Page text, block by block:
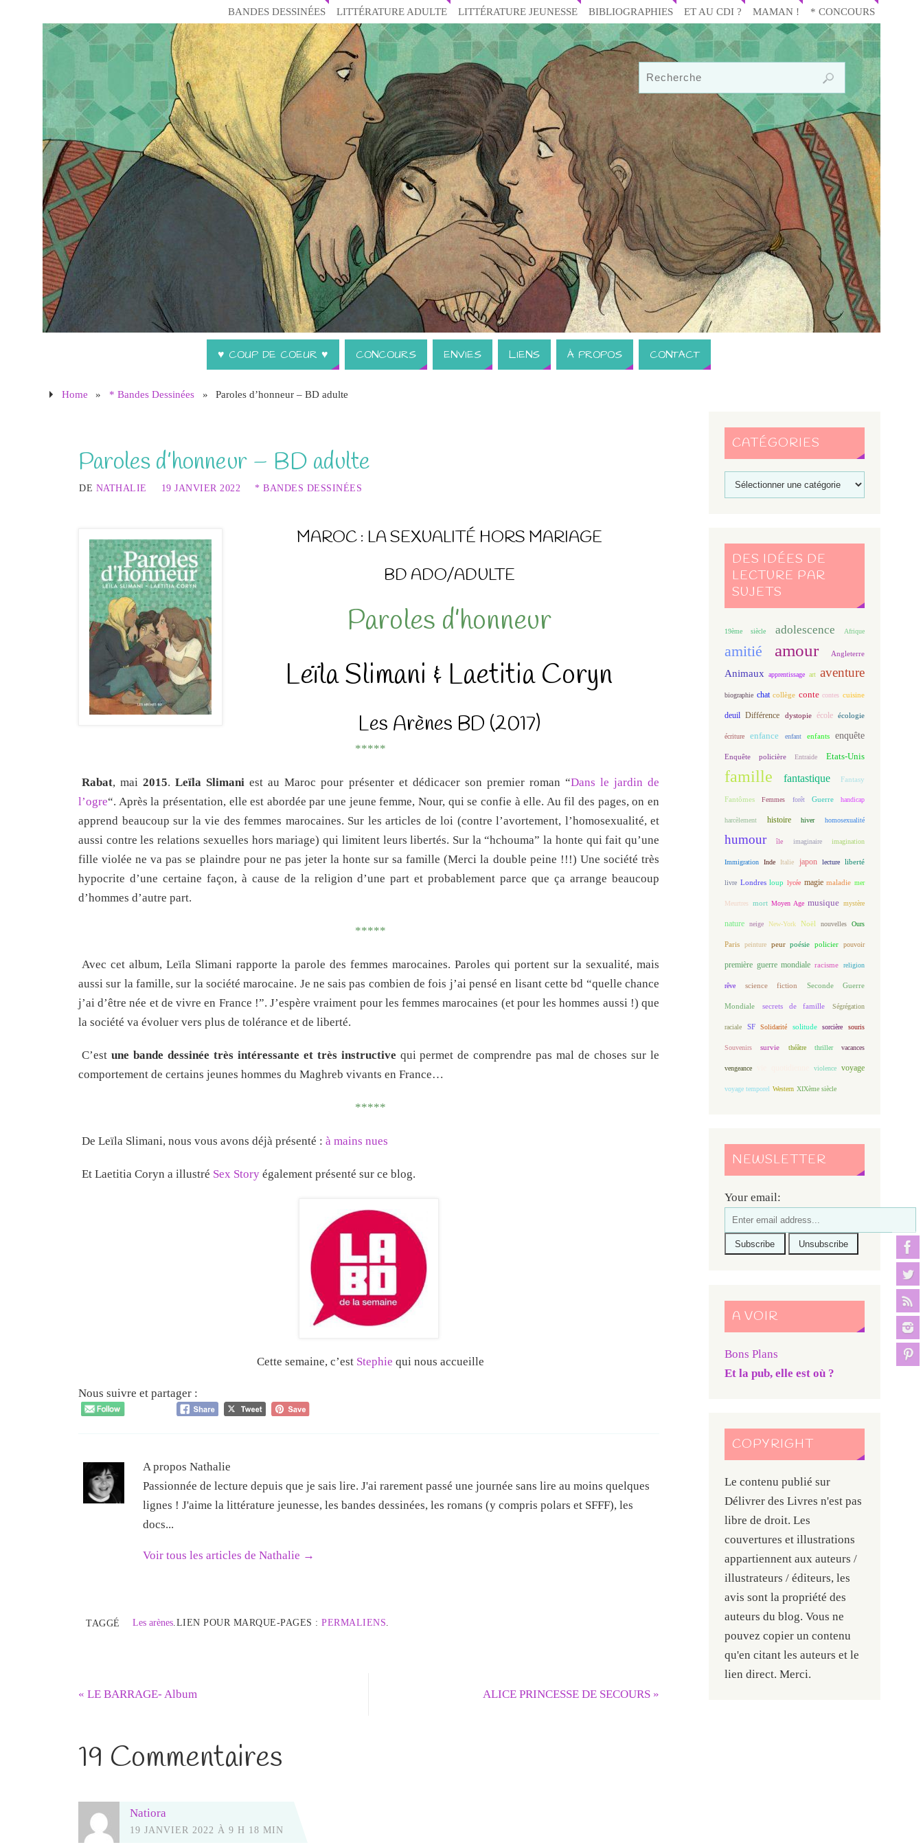
BANDES DESSINÉES LITTÉRATURE ADULTE LITTÉRATURE JEUNESSE BIBLIOGRAPHIES ET AU CDI ? MAMAN ! * CONCOURS
♥ COUP DE COEUR ♥ CONCOURS ENVIES LIENS À PROPOS CONTACT
Home » * Bandes Dessinées » Paroles d’honneur – BD adulte
Paroles d’honneur – BD adulte
DE NATHALIE 19 JANVIER 2022 * BANDES DESSINÉES
MAROC : LA SEXUALITÉ HORS MARIAGE
BD ADO/ADULTE
Paroles d’honneur
Leïla Slimani & Laetitia Coryn
Les Arènes BD (2017)
*****
Rabat, mai2015.Leïla Slimani est au Maroc pour présenter et dédicacer son premier roman “Dans le jardin de
l’ogre“. Après la présentation, elle est abordée par une jeune femme, Nour, qui se confie à elle. Au fil des pages, on en
apprend beaucoup sur la vie des femmes marocaines. Sur les articles de loi (contre l’avortement, l’homosexualité, et
aussi contre les relations sexuelles hors mariage) qui limitent leurs libertés. Sur la “hchouma” la honte qui fait qu’une
fille violée ne va pas se plaindre pour ne pas jeter la honte sur sa famille (Merci la double peine !!!) Une société très
hypocrite d’une certaine façon, à cause de la religion d’une part et probablement parce que ça arrange beaucoup
d’hommes d’autre part.
*****
Avec cet album, Leïla Slimani rapporte la parole des femmes marocaines. Paroles qui portent sur la sexualité, mais
aussi sur la famille, sur la société marocaine. Je ne sais pas combien de fois j’ai pensé en lisant cette bd “quelle chance
j’ai d’être née et de vivre en France !”. J’espère vraiment pour les femmes marocaines (et pour les hommes aussi !) que
la société va évoluer vers plus de tolérance et de liberté.
C’est une bande dessinée très intéressante et très instructive qui permet de comprendre pas mal de choses sur le
comportement de certains jeunes hommes du Maghreb vivants en France…
*****
De Leïla Slimani, nous vous avons déjà présenté : à mains nues
Et Laetitia Coryn a illustré Sex Story également présenté sur ce blog.
Cette semaine, c’est Stephie qui nous accueille
Nous suivre et partager :
A propos Nathalie
Passionnée de lecture depuis que je sais lire. J'ai rarement passé une journée sans lire au moins quelques
lignes ! J'aime la littérature jeunesse, les bandes dessinées, les romans (y compris polars et SFFF), les
docs...
Voir tous les articles de Nathalie →
TAGGÉ Les arènes. LIEN POUR MARQUE-PAGES : PERMALIENS
« LE BARRAGE- Album ALICE PRINCESSE DE SECOURS »
19 Commentaires
Natiora
19 JANVIER 2022 À 9 H 18 MIN
CATÉGORIES
DES IDÉES DE
LECTURE PAR
SUJETS
19ème siècle adolescence Afrique
amitié amour Angleterre
Animaux apprentissage art aventure
biographie chat collège conte contes cuisine
deuil Différence dystopie école écologie
écriture enfance enfant enfants enquête
Enquête policière Entraide Etats-Unis
famille fantastique Fantasy
Fantômes Femmes forêt Guerre handicap
harcèlement histoire hiver homosexualité
humour île imaginaire imagination
Immigration Inde Italie japon lecture liberté
livre Londres loup lycée magie maladie mer
Meurtres mort Moyen Age musique mystère
nature neige New-York Noël nouvelles Ours
Paris peinture peur poésie policier pouvoir
première guerre mondiale racisme religion
rêve science fiction Seconde Guerre
Mondiale secrets de famille Ségrégation
raciale SF Solidarité solitude sorcière souris
Souvenirs survie théâtre thriller vacances
vengeance violence voyage
voyage temporel Western XIXème siècle
NEWSLETTER
Your email:
A VOIR
Bons Plans
Et la pub, elle est où ?
COPYRIGHT
Le contenu publié sur
Délivrer des Livres n'est pas
libre de droit. Les
couvertures et illustrations
appartiennent aux auteurs /
illustrateurs / éditeurs, les
avis sont la propriété des
auteurs du blog. Vous ne
pouvez copier un contenu
qu'en citant les auteurs et le
lien direct. Merci.